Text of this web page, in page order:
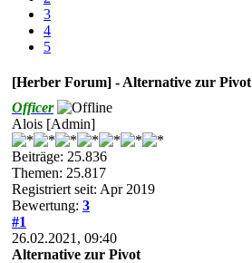
3
4
5
[Herber Forum] - Alternative zur Pivot
Officer
Alois [Admin]
Beiträge: 25.836
Themen: 25.817
Registriert seit: Apr 2019
Bewertung: 3
#1
26.02.2021, 09:40
Alternative zur Pivot